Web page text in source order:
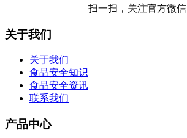
扫一扫，关注官方微信
关于我们
关于我们
食品安全知识
食品安全资讯
联系我们
产品中心